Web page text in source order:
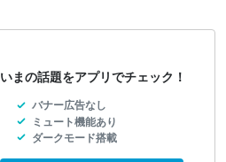
いまの話題をアプリでチェック！
バナー広告なし
ミュート機能あり
ダークモード搭載